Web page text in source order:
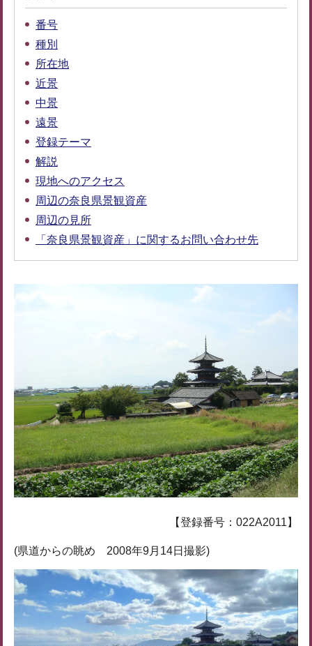
番号
種別
所在地
近景
中景
遠景
登録テーマ
解説
現地へのアクセス
周辺の奈良県景観資産
周辺の見所
「奈良県景観資産」に関するお問い合わせ先
【登録番号：022A2011】
(県道からの眺め 2008年9月14日撮影)